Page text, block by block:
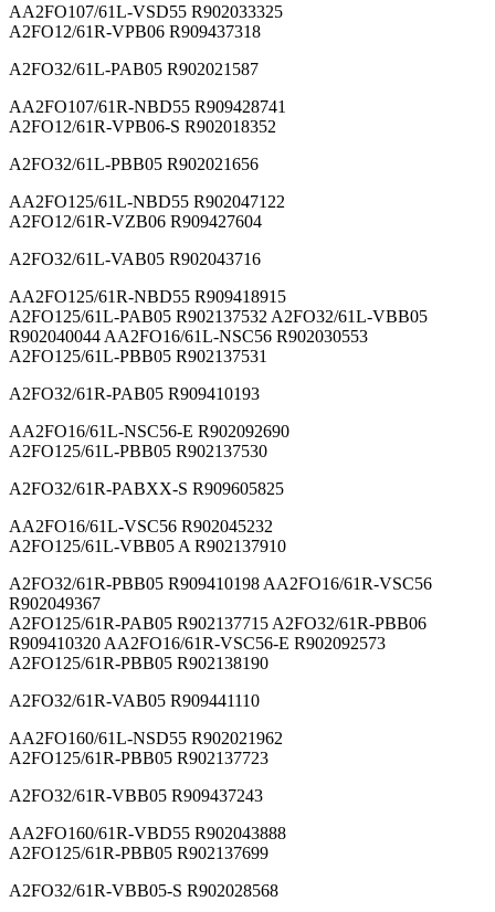
AA2FO107/61L-VSD55 R902033325
A2FO12/61R-VPB06 R909437318
A2FO32/61L-PAB05 R902021587
AA2FO107/61R-NBD55 R909428741
A2FO12/61R-VPB06-S R902018352
A2FO32/61L-PBB05 R902021656
AA2FO125/61L-NBD55 R902047122
A2FO12/61R-VZB06 R909427604
A2FO32/61L-VAB05 R902043716
AA2FO125/61R-NBD55 R909418915
A2FO125/61L-PAB05 R902137532 A2FO32/61L-VBB05
R902040044 AA2FO16/61L-NSC56 R902030553
A2FO125/61L-PBB05 R902137531
A2FO32/61R-PAB05 R909410193
AA2FO16/61L-NSC56-E R902092690
A2FO125/61L-PBB05 R902137530
A2FO32/61R-PABXX-S R909605825
AA2FO16/61L-VSC56 R902045232
A2FO125/61L-VBB05 A R902137910
A2FO32/61R-PBB05 R909410198 AA2FO16/61R-VSC56
R902049367
A2FO125/61R-PAB05 R902137715 A2FO32/61R-PBB06
R909410320 AA2FO16/61R-VSC56-E R902092573
A2FO125/61R-PBB05 R902138190
A2FO32/61R-VAB05 R909441110
AA2FO160/61L-NSD55 R902021962
A2FO125/61R-PBB05 R902137723
A2FO32/61R-VBB05 R909437243
AA2FO160/61R-VBD55 R902043888
A2FO125/61R-PBB05 R902137699
A2FO32/61R-VBB05-S R902028568